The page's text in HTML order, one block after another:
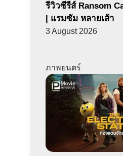
รีวิวซีรีส์ Ransom
| แรมซัม หลายเส้า
3 August 2026
ภาพยนตร์